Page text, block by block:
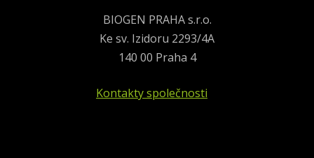
BIOGEN PRAHA s.r.o.
Ke sv. Izidoru 2293/4A
140 00 Praha 4
Kontakty společnosti